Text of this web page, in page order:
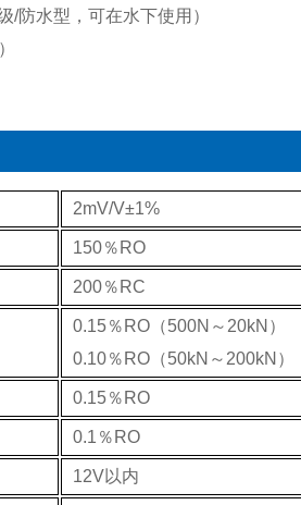
/防水型，可在水下使用）
2mV/V±1%
150％RO
200％RC
0.15％RO（500N～20kN）
0.10％RO（50kN～200kN）
0.15％RO
0.1％RO
12V以内